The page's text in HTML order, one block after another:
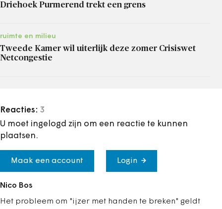
Driehoek Purmerend trekt een grens
ruimte en milieu
Tweede Kamer wil uiterlijk deze zomer Crisiswet
Netcongestie
Reacties: 3
U moet ingelogd zijn om een reactie te kunnen
plaatsen.
Maak een account Login
Nico Bos
Het probleem om "ijzer met handen te breken" geldt